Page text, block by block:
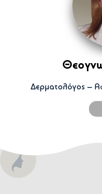
Δερματολόγος –